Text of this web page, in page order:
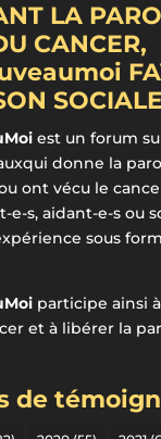
LA
CANCER,
est un forum
donne la
ont vécu le
e-s, aidant-e-s ou
sous
participe ainsi
et à libérer la
de